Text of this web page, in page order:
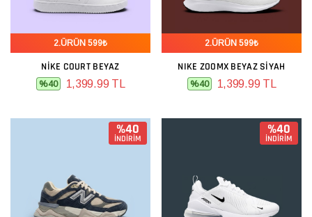
2.ÜRÜN 599₺
NIKE COURT BEYAZ
%40 1,399.99 TL
2.ÜRÜN 599₺
NIKE ZOOMX BEYAZ SIYAH
%40 1,399.99 TL
%40
İNDİRİM
%40
İNDİRİM